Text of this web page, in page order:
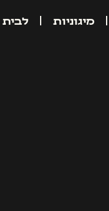
מיגוניות לבית